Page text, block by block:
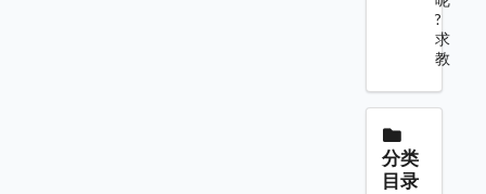
?
求
教
分类
目录